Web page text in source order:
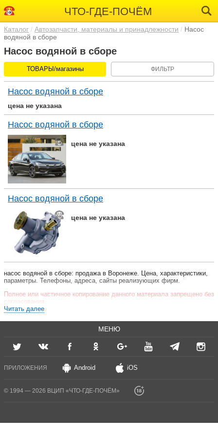
ЧТО-ГДЕ-ПОЧЁМ
Каталог Автозапчасти, материалы и принадлежности
Насос
водяной в сборе
Насос водяной в сборе
ТОВАРЫ/магазины ФИЛЬТР
Насос водяной в сборе
цена не указана
Насос водяной в сборе
цена не указана
Насос водяной в сборе
цена не указана
насос водяной в сборе: продажа в Воронеже. Цена, характеристики,
параметры. Телефоны, адреса, сайты реализующих фирм.
Полное или частичное копирование данного материала запрещено без
согласования.
Читать далее
МЕНЮ
ПРИЛОЖЕНИЯ Android iOS
© 1994 — 2026 ВЦИП «ЧТО-ГДЕ-ПОЧЁМ»